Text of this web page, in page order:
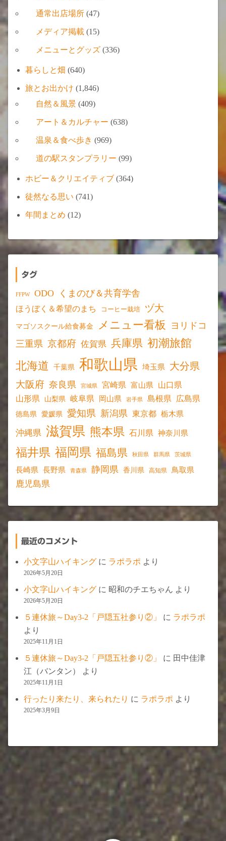
通常出店場所 (47)
メディア掲載 (15)
メニューとグッズ (336)
暮らしと畑 (640)
旅とお出かけ (1,846)
自然＆風景 (409)
アート＆カルチャー (638)
温泉＆食べ歩き (969)
道の駅スタンプラリー (99)
ホビー＆クリエイティブ (364)
徒然なる思い (741)
年間まとめ (12)
タグ
FFPW ODO くまのび＆共育学舎
ほうぼく＆希望のまち コーヒー栽培 ヅ大
マゴソスクール給食募金 メニュー看板
ヨリドコ
三重県 京都府 佐賀県 兵庫県 初潮旅館
北海道
千葉県 和歌山県 埼玉県 大分県
大阪府 奈良県 宮城県 宮崎県 富山県 山口県
山形県 山梨県 岐阜県 岡山県 岩手県 島根県 広島県
徳島県 愛媛県 愛知県 新潟県 東京都 栃木県
沖縄県 滋賀県 熊本県 石川県 神奈川県
福井県 福岡県 福島県 秋田県 群馬県 茨城県
長崎県 長野県 青森県 静岡県 香川県 高知県 鳥取県
鹿児島県
最近のコメント
小文字山ハイキング に ラポラポ より
2026年5月20日
小文字山ハイキング に 昭和のチエちゃん より
2026年5月20日
５連休旅～Day3-2「戸隠五社参り②」 に ラポラポ
より
2025年11月1日
５連休旅～Day3-2「戸隠五社参り②」 に 田中佳津
江（バンタン）
より
2025年11月1日
行ったり来たり、来られたり に ラポラポ より
2025年3月9日